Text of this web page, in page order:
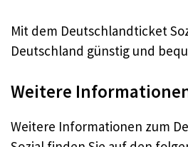
Mit dem Deutschlandticket
Deutschland günstig und
Weitere
Weitere Informationen zum